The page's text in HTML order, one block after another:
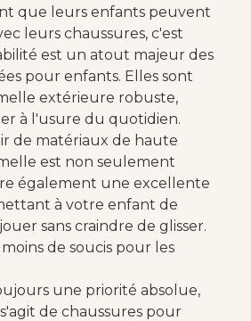
que leurs enfants peuvent
leurs chaussures, c'est
est un atout majeur des
pour enfants. Elles sont
extérieure robuste,
à l'usure du quotidien.
de matériaux de haute
est non seulement
également une excellente
à votre enfant de
sans craindre de glisser.
de soucis pour les
une priorité absolue,
de chaussures pour